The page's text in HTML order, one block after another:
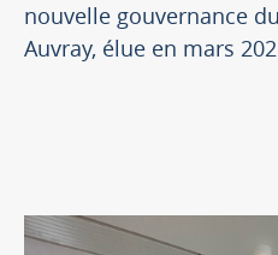
nouvelle gouvernance
Auvray, élue en mars